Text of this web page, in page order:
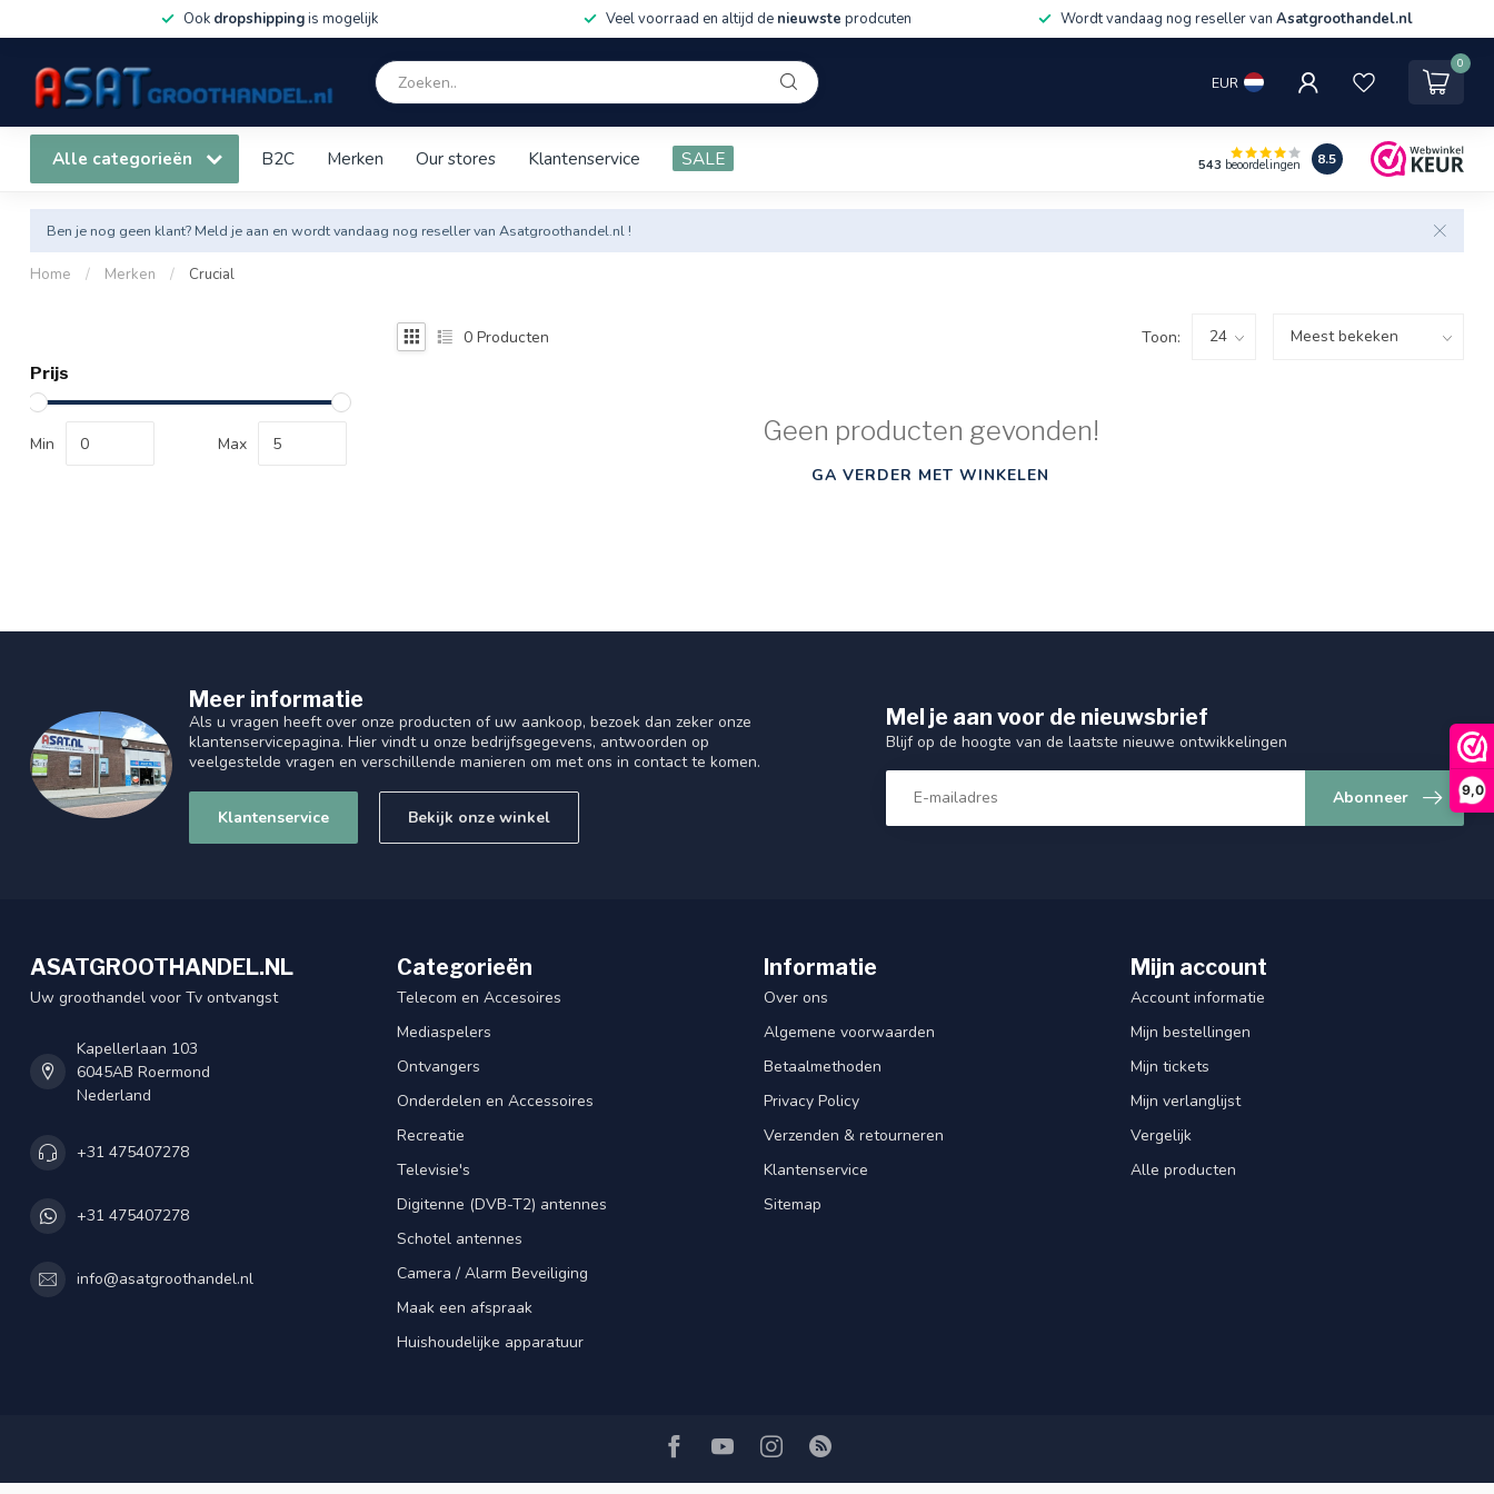
9,0
Ook dropshippingis mogelijk Veel voorraad en altijd de nieuwste prodcuten Wordt vandaag nog reseller van Asatgroothandel.nl
EUR
0
Alle categorieën B2C Merken Our stores Klantenservice SALE 543 beoordelingen 8.5
Ben je nog geen klant? Meld je aan en wordt vandaag nog reseller van Asatgroothandel.nl !
Home / Merken / Crucial
Prijs
Min Max
0 Producten Toon:
Geen producten gevonden!
GA VERDER MET WINKELEN
Meer informatie
Als u vragen heeft over onze producten of uw aankoop, bezoek dan zeker onze
klantenservicepagina. Hier vindt u onze bedrijfsgegevens, antwoorden op
veelgestelde vragen en verschillende manieren om met ons in contact te komen.
Klantenservice Bekijk onze winkel
Mel je aan voor de nieuwsbrief
Blijf op de hoogte van de laatste nieuwe ontwikkelingen
Abonneer
ASATGROOTHANDEL.NL
Uw groothandel voor Tv ontvangst
Kapellerlaan 103
6045AB Roermond
Nederland
+31 475407278
+31 475407278
info@asatgroothandel.nl
Categorieën
Telecom en Accesoires
Mediaspelers
Ontvangers
Onderdelen en Accessoires
Recreatie
Televisie's
Digitenne (DVB-T2) antennes
Schotel antennes
Camera / Alarm Beveiliging
Maak een afspraak
Huishoudelijke apparatuur
Informatie
Over ons
Algemene voorwaarden
Betaalmethoden
Privacy Policy
Verzenden & retourneren
Klantenservice
Sitemap
Mijn account
Account informatie
Mijn bestellingen
Mijn tickets
Mijn verlanglijst
Vergelijk
Alle producten